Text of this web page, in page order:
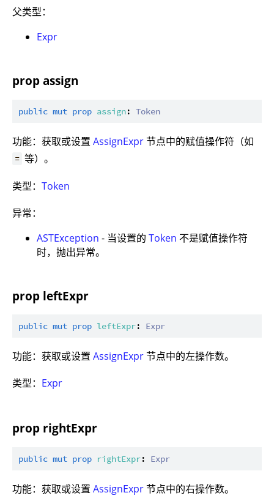
父类型：
Expr
prop assign
public mut prop assign: Token
功能：获取或设置 AssignExpr节点中的赋值操作符（如
= 等）。
类型： Token
异常：
ASTException - 当设置的 Token 不是赋值操作符
时，抛出异常。
prop leftExpr
public mut prop leftExpr: Expr
功能：获取或设置 AssignExpr节点中的左操作数。
类型： Expr
prop rightExpr
public mut prop rightExpr: Expr
功能：获取或设置 AssignExpr节点中的右操作数。